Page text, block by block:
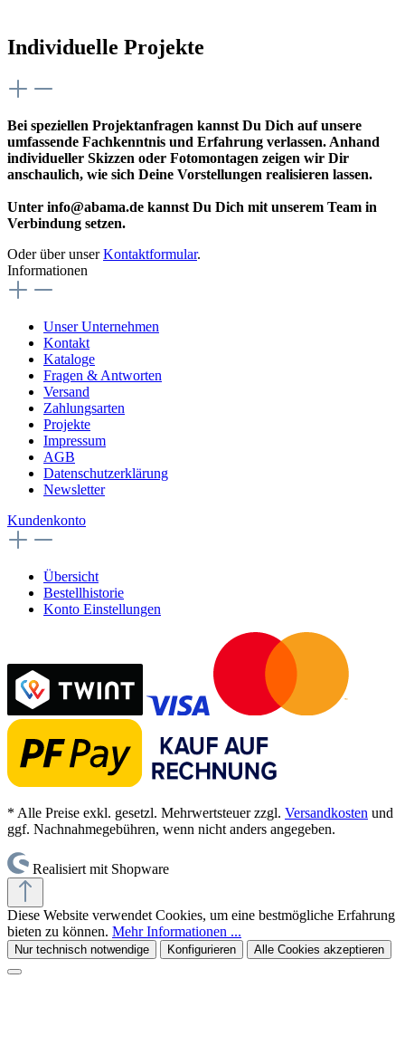
Individuelle Projekte
Bei speziellen Projektanfragen kannst Du Dich auf unsere
umfassende Fachkenntnis und Erfahrung verlassen. Anhand
individueller Skizzen oder Fotomontagen zeigen wir Dir
anschaulich, wie sich Deine Vorstellungen realisieren lassen.
Unter info@abama.de kannst Du Dich mit unserem Team in
Verbindung setzen.
Oder über unserKontaktformular.
Informationen
Unser Unternehmen
Kontakt
Kataloge
Fragen & Antworten
Versand
Zahlungsarten
Projekte
Impressum
AGB
Datenschutzerklärung
Newsletter
Kundenkonto
Übersicht
Bestellhistorie
Konto Einstellungen
* Alle Preise exkl. gesetzl. Mehrwertsteuer zzgl. Versandkosten und
ggf. Nachnahmegebühren, wenn nicht anders angegeben.
Realisiert mit Shopware
Diese Website verwendet Cookies, um eine bestmögliche Erfahrung
bieten zu können. Mehr Informationen ...
Nur technisch notwendige Konfigurieren Alle Cookies akzeptieren